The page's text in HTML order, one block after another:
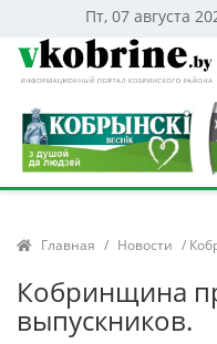
Пт, 07 августа
Главная / Новости /
Кобринщина
выпускников.